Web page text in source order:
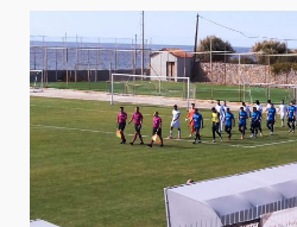
ήττα
για
τον
Αιγέα,
αυτή
τη
φορά
στο
90′